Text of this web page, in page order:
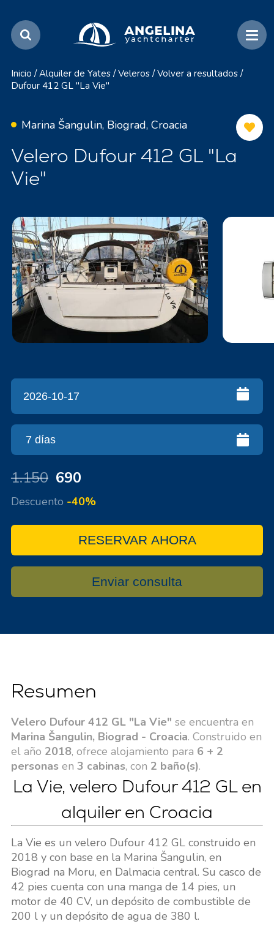
Inicio / Alquiler de Yates / Veleros / Volver a resultados /
Dufour 412 GL "La Vie"
Marina Šangulin, Biograd, Croacia
Velero Dufour 412 GL "La
Vie"
1.150 690
Descuento -40%
RESERVAR AHORA
Enviar consulta
Resumen
Velero Dufour 412 GL "La Vie" se encuentra en
Marina Šangulin, Biograd - Croacia. Construido en
el año 2018, ofrece alojamiento para 6 + 2
personasen 3 cabinas, con 2 baño(s).
La Vie, velero Dufour 412 GL en
alquiler en Croacia
La Vie es un velero Dufour 412 GL construido en
2018 y con base en la Marina Šangulin, en
Biograd na Moru, en Dalmacia central. Su casco de
42 pies cuenta con una manga de 14 pies, un
motor de 40 CV, un depósito de combustible de
200 l y un depósito de agua de 380 l.